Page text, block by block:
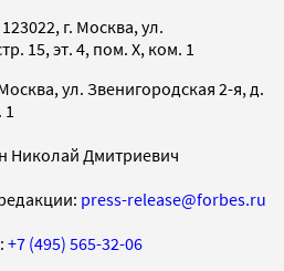
г. Москва, ул.
15, эт. 4, пом. X, ком. 1
ул. Звенигородская 2-я, д.
1
Николай Дмитриевич
press-release@forbes.ru
+7 (495) 565-32-06